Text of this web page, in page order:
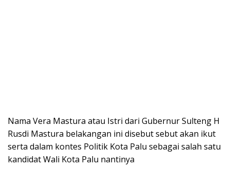
Nama Vera Mastura atau Istri dari Gubernur Sulteng H
Rusdi Mastura belakangan ini disebut sebut akan ikut
serta dalam kontes Politik Kota Palu sebagai salah satu
kandidat Wali Kota Palu nantinya